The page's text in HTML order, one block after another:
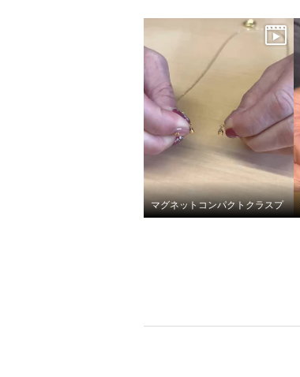
マグネットコンパクトクラスプ